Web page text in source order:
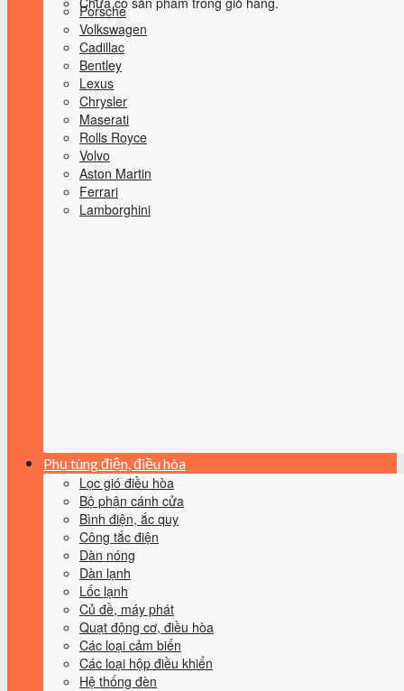
Porsche
Volkswagen
Cadillac
Bentley
Lexus
Chrysler
Maserati
Rolls Royce
Volvo
Aston Martin
Ferrari
Lamborghini
Phụ tùng điện, điều hòa
Lọc gió điều hòa
Bộ phận cánh cửa
Bình điện, ắc quy
Công tắc điện
Dàn nóng
Dàn lạnh
Lốc lạnh
Củ đề, máy phát
Quạt động cơ, điều hòa
Các loại cảm biến
Các loại hộp điều khiển
Hệ thống đèn